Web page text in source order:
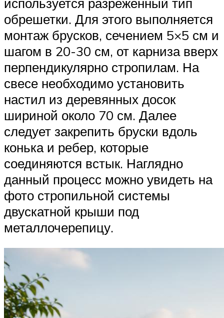
обрешетки. Для этого выполняется
монтаж брусков, сечением 5×5 см и
шагом в 20-30 см, от карниза вверх
перпендикулярно стропилам. На
свесе необходимо установить
настил из деревянных досок
шириной около 70 см. Далее
следует закрепить бруски вдоль
конька и ребер, которые
соединяются встык. Наглядно
данный процесс можно увидеть на
фото стропильной системы
двускатной крыши под
металлочерепицу.